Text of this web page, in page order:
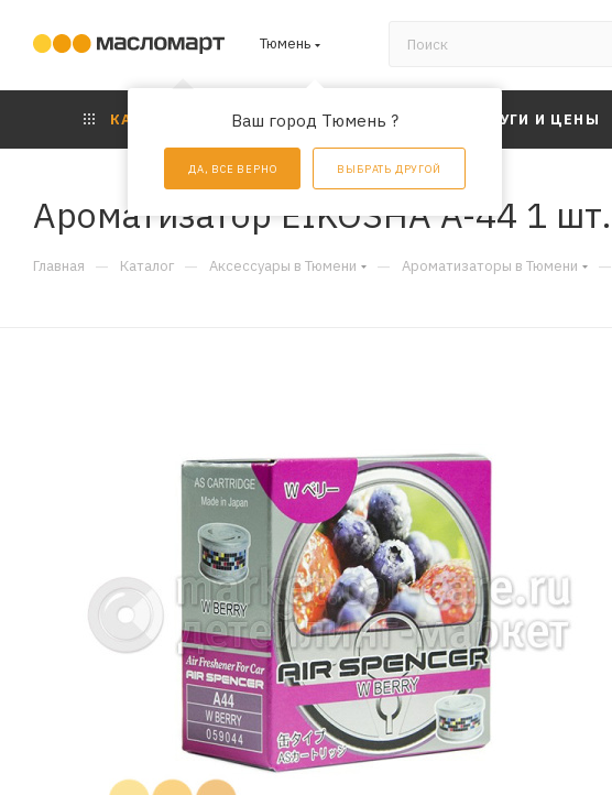
Тюмень
Ваш город Тюмень ?
ДА, ВСЕ ВЕРНО ВЫБРАТЬ ДРУГОЙ
КАТАЛОГ АКЦИИ УСЛУГИ И ЦЕНЫ
Ароматизатор EIKOSHA A-44 1 шт.
Главная — Каталог — Аксессуары в Тюмени — Ароматизаторы в Тюмени —